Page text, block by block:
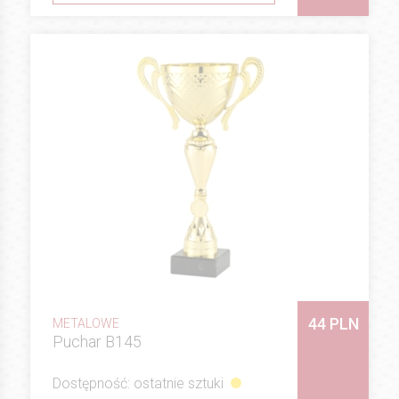
METALOWE
Puchar B145
44 PLN
Dostępność: ostatnie sztuki